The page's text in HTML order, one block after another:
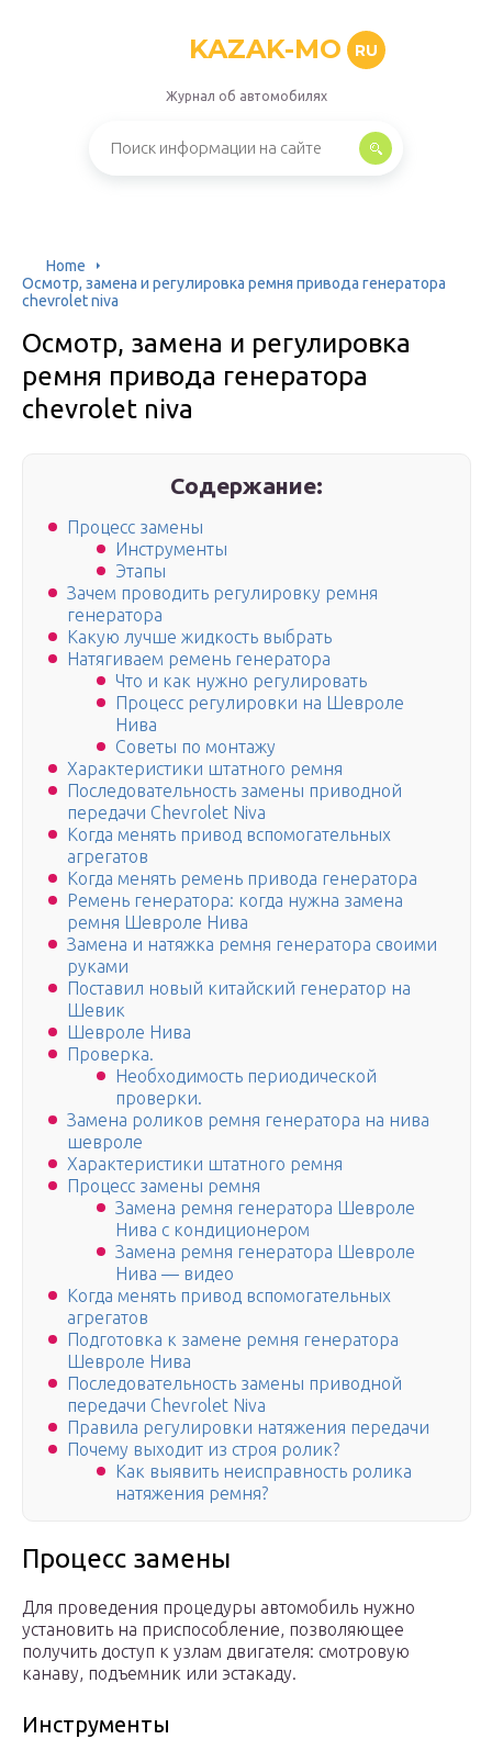
KAZAK-MO RU
Журнал об автомобилях
Home
Осмотр, замена и регулировка ремня привода генератора
chevrolet niva
Осмотр, замена и регулировка
ремня привода генератора
chevrolet niva
Содержание:
Процесс замены
Инструменты
Этапы
Зачем проводить регулировку ремня
генератора
Какую лучше жидкость выбрать
Натягиваем ремень генератора
Что и как нужно регулировать
Процесс регулировки на Шевроле
Нива
Советы по монтажу
Характеристики штатного ремня
Последовательность замены приводной
передачи Chevrolet Niva
Когда менять привод вспомогательных
агрегатов
Когда менять ремень привода генератора
Ремень генератора: когда нужна замена
ремня Шевроле Нива
Замена и натяжка ремня генератора своими
руками
Поставил новый китайский генератор на
Шевик
Шевроле Нива
Проверка.
Необходимость периодической
проверки.
Замена роликов ремня генератора на нива
шевроле
Характеристики штатного ремня
Процесс замены ремня
Замена ремня генератора Шевроле
Нива с кондиционером
Замена ремня генератора Шевроле
Нива — видео
Когда менять привод вспомогательных
агрегатов
Подготовка к замене ремня генератора
Шевроле Нива
Последовательность замены приводной
передачи Chevrolet Niva
Правила регулировки натяжения передачи
Почему выходит из строя ролик?
Как выявить неисправность ролика
натяжения ремня?
Процесс замены
Для проведения процедуры автомобиль нужно
установить на приспособление, позволяющее
получить доступ к узлам двигателя: смотровую
канаву, подъемник или эстакаду.
Инструменты